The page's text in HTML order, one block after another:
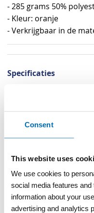
Consent
This website uses
We use cookies to
social media features
information about your
advertising and analytics
- 285 grams 50%
- Kleur: oranje
- Verkrijgbaar in de
Specificaties
Normering
Merk
Kleur
Gewicht